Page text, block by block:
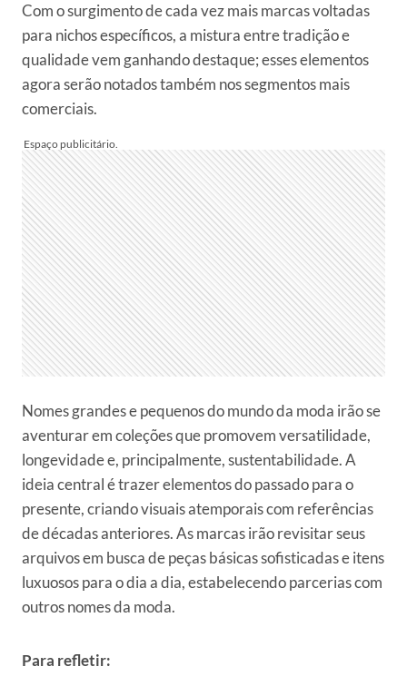
Com o surgimento de cada vez mais marcas voltadas
para nichos específicos, a mistura entre tradição e
qualidade vem ganhando destaque; esses elementos
agora serão notados também nos segmentos mais
comerciais.
Nomes grandes e pequenos do mundo da moda irão se
aventurar em coleções que promovem versatilidade,
longevidade e, principalmente, sustentabilidade. A
ideia central é trazer elementos do passado para o
presente, criando visuais atemporais com referências
de décadas anteriores. As marcas irão revisitar seus
arquivos em busca de peças básicas sofisticadas e itens
luxuosos para o dia a dia, estabelecendo parcerias com
outros nomes da moda.
Para refletir: